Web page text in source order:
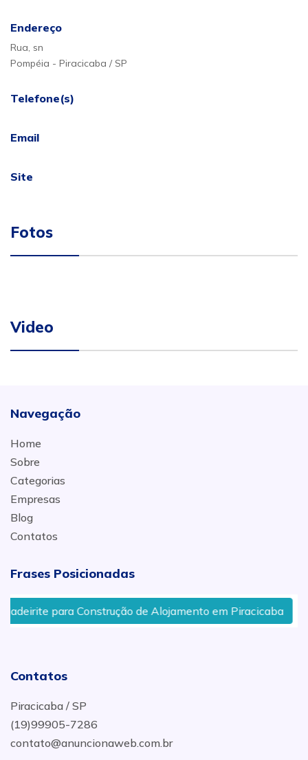
Endereço
Rua, sn
Pompéia - Piracicaba / SP
Telefone(s)
Email
Site
Fotos
Video
Navegação
Home
Sobre
Categorias
Empresas
Blog
Contatos
Frases Posicionadas
para Construção de Alojamento em Piracicaba
Contatos
Piracicaba / SP
(19)99905-7286
contato@anuncionaweb.com.br